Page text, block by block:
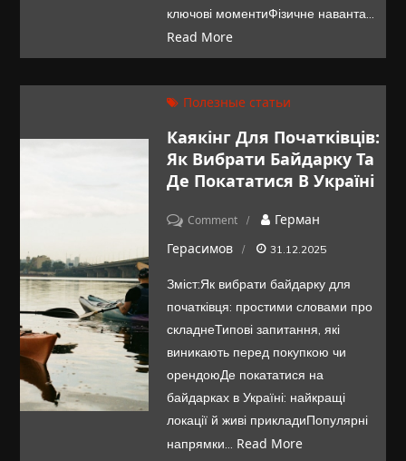
горах
2025
році
ключові моментиФізичне наванта…
Read More
Полезные статьи
Каякінг Для Початківців:
Як Вибрати Байдарку Та
Де Покататися В Україні
Commenton
Каякінг
початківців:
байдарку
та
де
покататися
Герман
Герасимов
31.12.2025
Зміст:Як вибрати байдарку для
початківця: простими словами про
складнеТипові запитання, які
виникають перед покупкою чи
орендоюДе покататися на
байдарках в Україні: найкращі
локації й живі прикладиПопулярні
напрямки… Read More